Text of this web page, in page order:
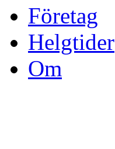
Företag
Helgtider
Om